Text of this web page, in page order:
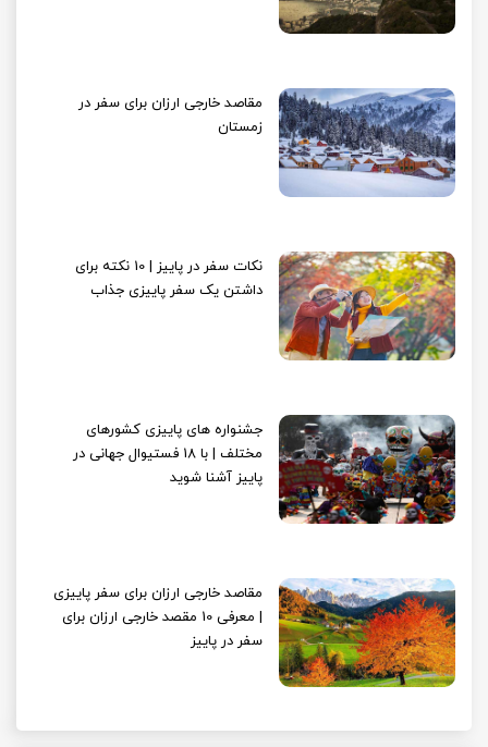
مقاصد خارجی ارزان برای سفر در
زمستان
نکات سفر در پاییز | 10 نکته برای
داشتن یک سفر پاییزی جذاب
جشنواره های پاییزی کشورهای
مختلف | با 18 فستیوال جهانی در
پاییز آشنا شوید
مقاصد خارجی ارزان برای سفر پاییزی
| معرفی 10 مقصد خارجی ارزان برای
سفر در پاییز